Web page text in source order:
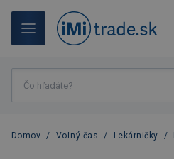
Domov / Voľný čas / Lekárničky /